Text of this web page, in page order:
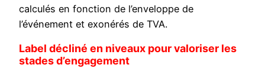
calculés en fonction de l’enveloppe de
l’événement et exonérés de TVA.
Label décliné en niveaux pour valoriser les
stades d’engagement